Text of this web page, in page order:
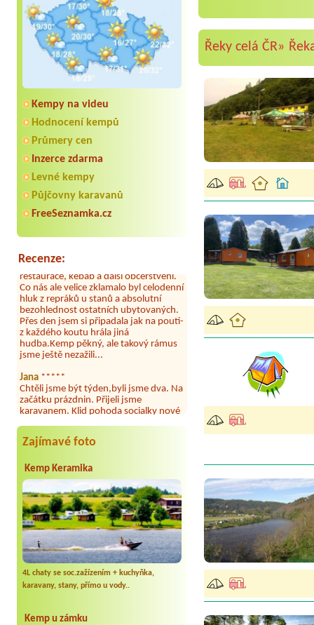
Kempy na videu
Hodnocení kempů
Průmery cen
Inzerce zdarma
Levné kempy
Půjčovny karavanů
FreeSeznamka.cz
Recenze:
Aneta Melicharová
2026. Kemp jako takový je pěkný. V
umývárně i na WC bylo vždy čisto,
restaurace, kebab a další občerstvení.
hluk z repráků u stanů a absolutní
bezohlednost ostatních ubytovaných.
Přes den jsem si připadala jak na pouti-
z každého koutu hrála jiná
hudba.Kemp pěkný, ale takový rámus
jsme ještě nezažili...
Jana*****
začátku prázdnin. Přijeli jsme
karavanem. Klid pohoda socialky nové
krásné čisté,koupání super. Restaurace
s jídlem, a dobrým jídlem za slušnou
cenu na dosah, a spoustu možností na
výlety. Veškerý personál se choval
slušně mile. Nám se v kempu líbilo.
Aneta Janíčková*****
Byli jsme zde s dětmi na 5 nocí,
výborné vybavení kempu, čisto všude.
Výborná káva, mošt i víno a další.Milí
hostitelé, vždy usměvaví a ochotní,
umístění kempu blízko všem zážitkům
ať turistickým,tak vodním. V
docházkové blízkosti kempu vodní
nádrž, restaurace a bazénem,
autobusová zastávka, obchod a další.
Děkujeme, bylo to úžasné.
*****
Zajímavé foto
Kemp Keramika
4L chaty se soc.zažízením + kuchyňka,
karavany, stany, přímo u vody..
Kemp u zámku
Řeky celá ČR»